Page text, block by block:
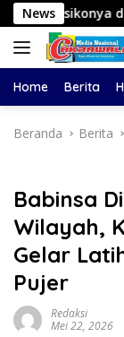
Langsung
ke
konten
News
Jalan Raya
Home Berita
Beranda Berita
Babinsa
Wilayah,
Gelar
Pujer
Redaksi
Mei 22, 2026